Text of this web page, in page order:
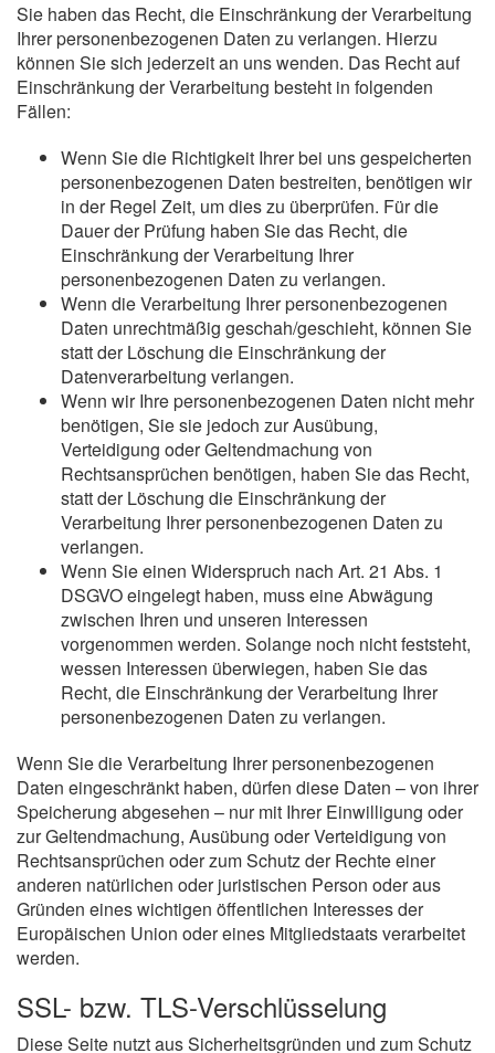
Sie haben das Recht, die Einschränkung der Verarbeitung
Ihrer personenbezogenen Daten zu verlangen. Hierzu
können Sie sich jederzeit an uns wenden. Das Recht auf
Einschränkung der Verarbeitung besteht in folgenden
Fällen:
Wenn Sie die Richtigkeit Ihrer bei uns gespeicherten
personenbezogenen Daten bestreiten, benötigen wir
in der Regel Zeit, um dies zu überprüfen. Für die
Dauer der Prüfung haben Sie das Recht, die
Einschränkung der Verarbeitung Ihrer
personenbezogenen Daten zu verlangen.
Wenn die Verarbeitung Ihrer personenbezogenen
Daten unrechtmäßig geschah/geschieht, können Sie
statt der Löschung die Einschränkung der
Datenverarbeitung verlangen.
Wenn wir Ihre personenbezogenen Daten nicht mehr
benötigen, Sie sie jedoch zur Ausübung,
Verteidigung oder Geltendmachung von
Rechtsansprüchen benötigen, haben Sie das Recht,
statt der Löschung die Einschränkung der
Verarbeitung Ihrer personenbezogenen Daten zu
verlangen.
Wenn Sie einen Widerspruch nach Art. 21 Abs. 1
DSGVO eingelegt haben, muss eine Abwägung
zwischen Ihren und unseren Interessen
vorgenommen werden. Solange noch nicht feststeht,
wessen Interessen überwiegen, haben Sie das
Recht, die Einschränkung der Verarbeitung Ihrer
personenbezogenen Daten zu verlangen.
Wenn Sie die Verarbeitung Ihrer personenbezogenen
Daten eingeschränkt haben, dürfen diese Daten – von ihrer
Speicherung abgesehen – nur mit Ihrer Einwilligung oder
zur Geltendmachung, Ausübung oder Verteidigung von
Rechtsansprüchen oder zum Schutz der Rechte einer
anderen natürlichen oder juristischen Person oder aus
Gründen eines wichtigen öffentlichen Interesses der
Europäischen Union oder eines Mitgliedstaats verarbeitet
werden.
SSL- bzw. TLS-Verschlüsselung
Diese Seite nutzt aus Sicherheitsgründen und zum Schutz